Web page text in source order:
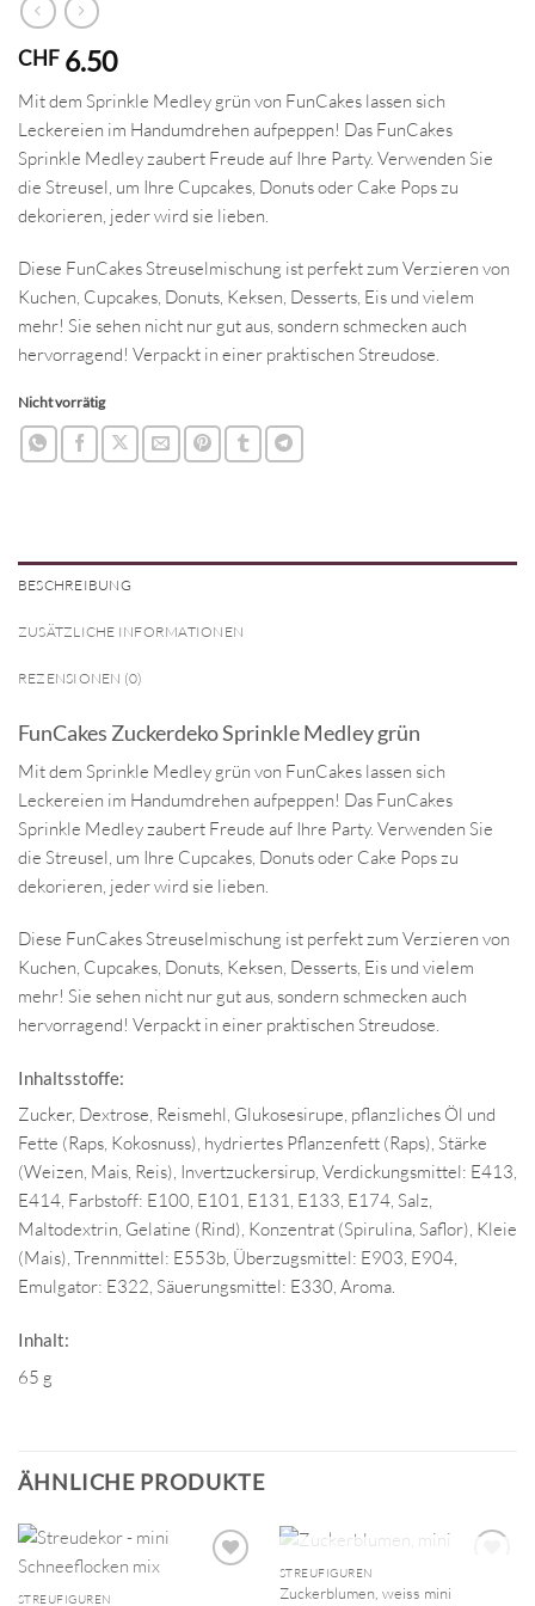
CHF 6.50
Mit dem Sprinkle Medley grün von FunCakes lassen sich
Leckereien im Handumdrehen aufpeppen! Das FunCakes
Sprinkle Medley zaubert Freude auf Ihre Party. Verwenden Sie
die Streusel, um Ihre Cupcakes, Donuts oder Cake Pops zu
dekorieren, jeder wird sie lieben.
Diese FunCakes Streuselmischung ist perfekt zum Verzieren von
Kuchen, Cupcakes, Donuts, Keksen, Desserts, Eis und vielem
mehr! Sie sehen nicht nur gut aus, sondern schmecken auch
hervorragend! Verpackt in einer praktischen Streudose.
Nicht vorrätig
BESCHREIBUNG
ZUSÄTZLICHE INFORMATIONEN
REZENSIONEN (0)
FunCakes Zuckerdeko Sprinkle Medley grün
Mit dem Sprinkle Medley grün von FunCakes lassen sich
Leckereien im Handumdrehen aufpeppen! Das FunCakes
Sprinkle Medley zaubert Freude auf Ihre Party. Verwenden Sie
die Streusel, um Ihre Cupcakes, Donuts oder Cake Pops zu
dekorieren, jeder wird sie lieben.
Diese FunCakes Streuselmischung ist perfekt zum Verzieren von
Kuchen, Cupcakes, Donuts, Keksen, Desserts, Eis und vielem
mehr! Sie sehen nicht nur gut aus, sondern schmecken auch
hervorragend! Verpackt in einer praktischen Streudose.
Inhaltsstoffe:
Zucker, Dextrose, Reismehl, Glukosesirupe, pflanzliches Öl und
Fette (Raps, Kokosnuss), hydriertes Pflanzenfett (Raps), Stärke
(Weizen, Mais, Reis), Invertzuckersirup, Verdickungsmittel: E413,
E414, Farbstoff: E100, E101, E131, E133, E174, Salz,
Maltodextrin, Gelatine (Rind), Konzentrat (Spirulina, Saflor), Kleie
(Mais), Trennmittel: E553b, Überzugsmittel: E903, E904,
Emulgator: E322, Säuerungsmittel: E330, Aroma.
Inhalt:
65 g
ÄHNLICHE PRODUKTE
STREUFIGUREN
NICHT VORRÄTIG
STREUFIGUREN
Zuckerblumen, weiss mini